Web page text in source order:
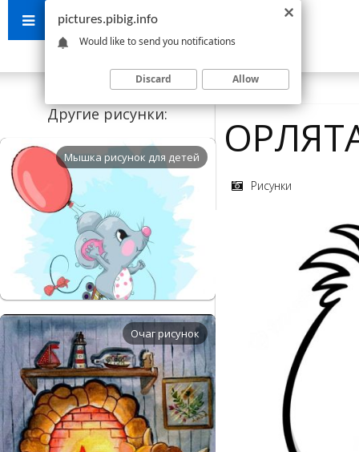
Другие рисунки:
Мышка рисунок для детей
Очаг рисунок
Рисунки
pictures.pibig.info
Would like to send you notifications
Discard Allow